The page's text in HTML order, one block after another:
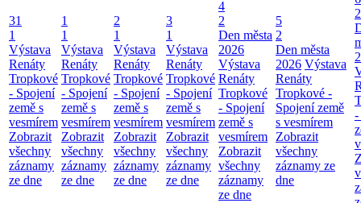
31
1
Výstava
Renáty
Tropkové
- Spojení
země s
vesmírem
Zobrazit
všechny
záznamy
ze dne
1
1
Výstava
Renáty
Tropkové
- Spojení
země s
vesmírem
Zobrazit
všechny
záznamy
ze dne
2
1
Výstava
Renáty
Tropkové
- Spojení
země s
vesmírem
Zobrazit
všechny
záznamy
ze dne
3
1
Výstava
Renáty
Tropkové
- Spojení
země s
vesmírem
Zobrazit
všechny
záznamy
ze dne
4
2
Den města
2026
Výstava
Renáty
Tropkové
- Spojení
země s
vesmírem
Zobrazit
všechny
záznamy
ze dne
5
2
Den města
2026 Výstava
Renáty
Tropkové -
Spojení země
s vesmírem
Zobrazit
všechny
záznamy ze
dne
2
-